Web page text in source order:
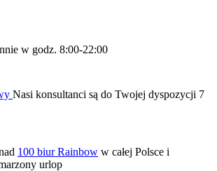
w godz. 8:00-22:00
Nasi konsultanci są do Twojej dyspozycji 7
100 biur Rainbow w całej Polsce i
urlop